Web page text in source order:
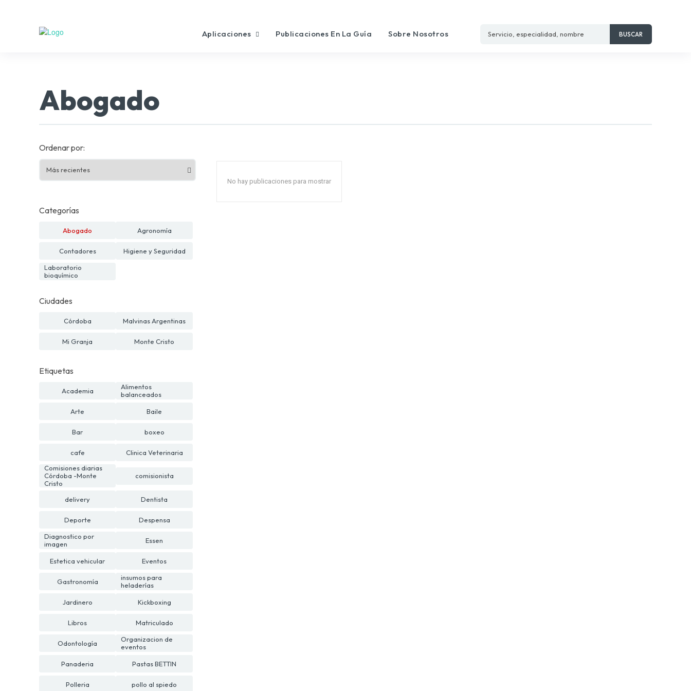
Aplicaciones Publicaciones En La Guía Sobre Nosotros Servicio, especialidad, nombre BUSCAR
Abogado
Ordenar por:
Categorías
Abogado Agronomía
Contadores Higiene y Seguridad
Laboratorio
bioquímico
Ciudades
Córdoba Malvinas Argentinas
Mi Granja Monte Cristo
Etiquetas
Academia
Alimentos
balanceados
Arte Baile
Bar boxeo
cafe
Clinica Veterinaria
Comisiones diarias
Córdoba -Monte
Cristo
comisionista
delivery Dentista
Deporte Despensa
Diagnostico por
imagen
Essen
Estetica vehicular Eventos
Gastronomía
insumos para
heladerías
Jardinero Kickboxing
Libros Matriculado
Odontología
Organizacion de
eventos
Panaderia Pastas BETTIN
Polleria pollo al spiedo
No hay publicaciones para mostrar